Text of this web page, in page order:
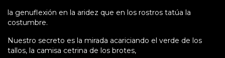
la genuflexión en la aridez que en los rostros tatúa la
costumbre.
Nuestro secreto es la mirada acariciando el verde de los
tallos, la camisa cetrina de los brotes,